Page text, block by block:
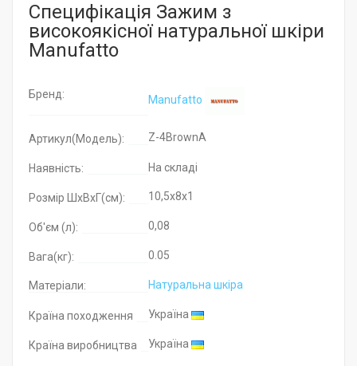
Специфікація Зажим з
високоякісної натуральної шкіри
Manufatto
Бренд: Manufatto
Артикул(Модель): Z-4BrownA
Наявність: На складі
Розмір ШхВхГ(см): 10,5x8x1
Об'єм (л): 0,08
Вага(кг): 0.05
Матеріали: Натуральна шкіра
Країна походження Україна
Країна виробництва Україна